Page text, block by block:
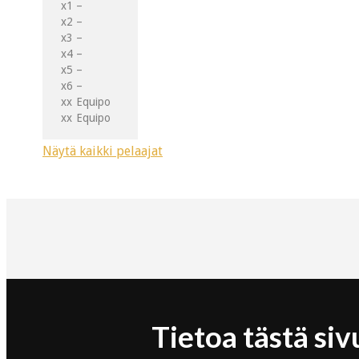
x1 –
x2 –
x3 –
x4 –
x5 –
x6 –
xx Equipo
xx Equipo
Näytä kaikki pelaajat
Tietoa tästä